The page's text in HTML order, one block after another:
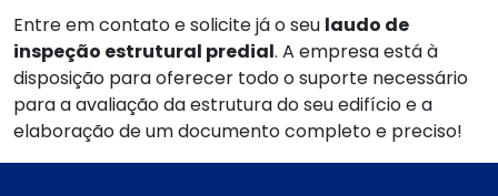
Entre em contato e solicite já o seu laudo de
inspeção estrutural predial. A empresa está à
disposição para oferecer todo o suporte necessário
para a avaliação da estrutura do seu edifício e a
elaboração de um documento completo e preciso!